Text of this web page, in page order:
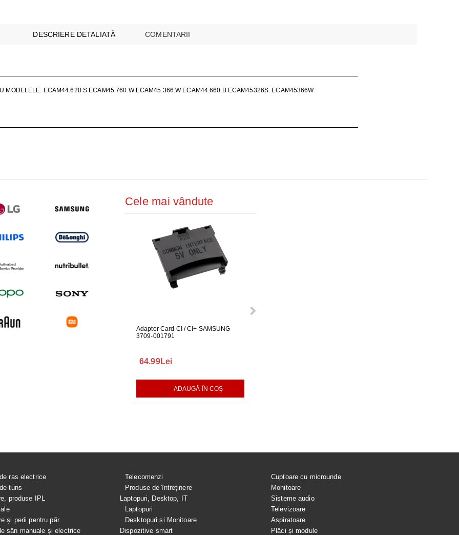
DE CĂLCAT
DESCRIERE DETALIATĂ COMENTARII
MODELELE: ECAM44.620.S ECAM45.760.W ECAM45.366.W ECAM44.660.B ECAM45326S. ECAM45366W
PENTRU
GARNITURA HUBLOU MASINA DE
GARNITURA HUBLOU MASINA DE
Cele mai vândute
Adaptor Card CI / CI+ SAMSUNG
3709-001791
64.99Lei
ADAUGĂ ÎN COŞ
ras electrice
tuns
produse IPL
și perii pentru păr
sân manuale și electrice
Telecomenzi
Produse de întreținere
Laptopuri, Desktop, IT
Laptopuri
Desktopuri și Monitoare
Dispozitive smart
Cuptoare cu microunde
Monitoare
Sisteme audio
Televizoare
Aspiratoare
Plăci și module